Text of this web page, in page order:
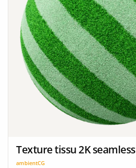
Texture tissu 2K seamless
ambientCG